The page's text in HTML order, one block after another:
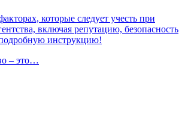
которые следует учесть при
включая репутацию, безопасность
инструкцию!